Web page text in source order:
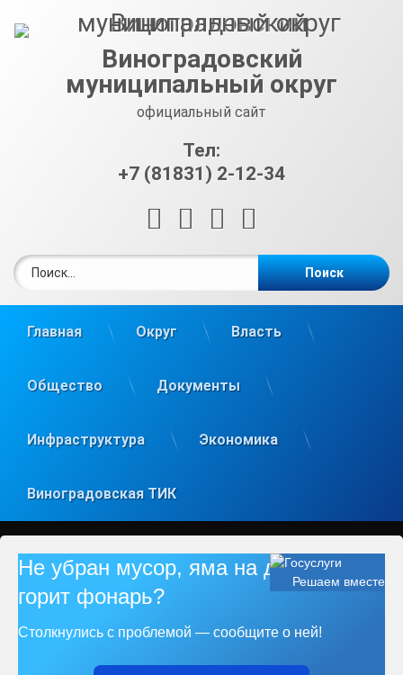
Виноградовский
муниципальный округ
официальный сайт
Тел:
+7 (81831) 2-12-34
RSS E-mailВКонтакте
Главная Округ Власть
Общество Документы
Инфраструктура Экономика
Виноградовская ТИК
Решаем вместе
Не убран мусор, яма на дороге, не
горит фонарь?
Столкнулись с проблемой — сообщите о ней!